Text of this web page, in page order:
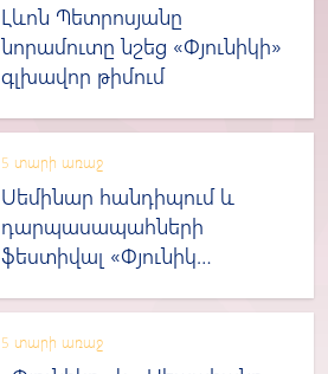
Լևոն Պետրոսյանը
նորամուտը նշեց «Փյունիկի»
գլխավոր թիմում
5 տարի առաջ
Սեմինար հանդիպում և
դարպասապահների
ֆեստիվալ «Փյունիկ
5 տարի առաջ